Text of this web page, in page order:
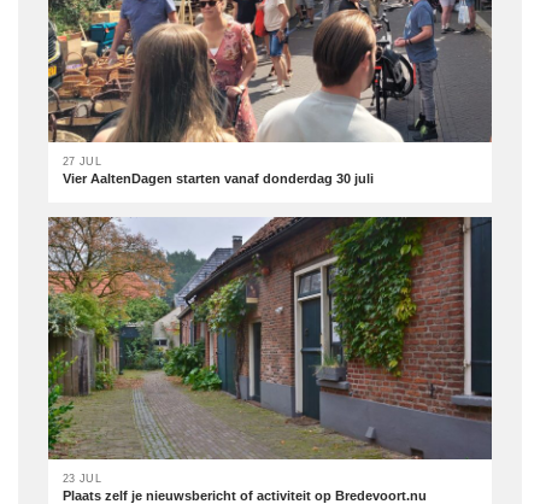
27 JUL
Vier AaltenDagen starten vanaf donderdag 30 juli
23 JUL
Plaats zelf je nieuwsbericht of activiteit op Bredevoort.nu